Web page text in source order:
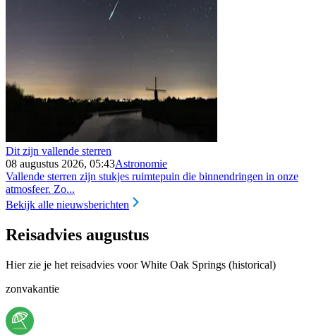
Dit zijn vallende sterren
08 augustus 2026, 05:43Astronomie
Vallende sterren zijn stukjes ruimtepuin die binnendringen in onze
atmosfeer. Zo...
Bekijk alle nieuwsberichten
Reisadvies augustus
Hier zie je het reisadvies voor White Oak Springs (historical)
zonvakantie